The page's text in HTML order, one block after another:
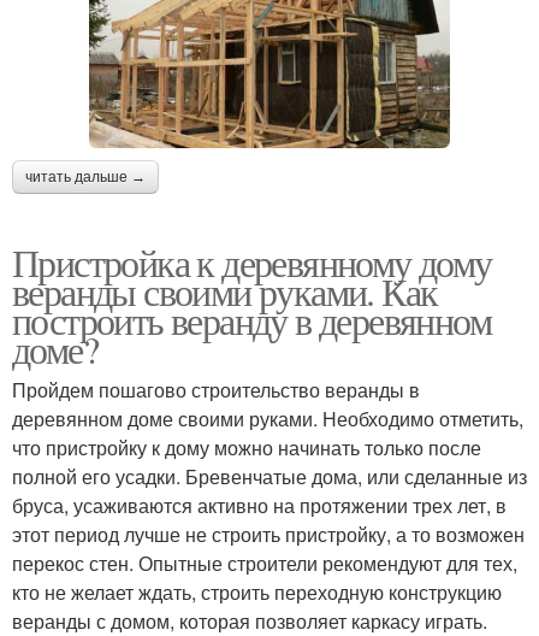
читать дальше →
Пристройка к деревянному дому
веранды своими руками. Как
построить веранду в деревянном
доме?
Пройдем пошагово строительство веранды в
деревянном доме своими руками. Необходимо отметить,
что пристройку к дому можно начинать только после
полной его усадки. Бревенчатые дома, или сделанные из
бруса, усаживаются активно на протяжении трех лет, в
этот период лучше не строить пристройку, а то возможен
перекос стен. Опытные строители рекомендуют для тех,
кто не желает ждать, строить переходную конструкцию
веранды с домом, которая позволяет каркасу играть.